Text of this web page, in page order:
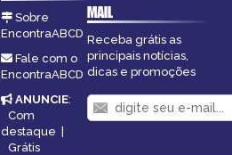
Sobre
EncontraABCD
Fale com o
EncontraABCD
ANUNCIE:
Com
destaque |
Grátis
MAIL
Receba grátis as
principais notícias,
dicas e promoções